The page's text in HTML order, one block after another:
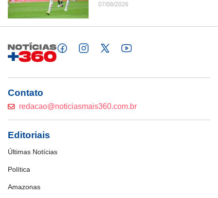
07/08/2026
Contato
redacao@noticiasmais360.com.br
Editoriais
Últimas Notícias
Política
Amazonas